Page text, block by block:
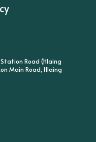
Station Road (Hlaing
Main Road, Hlaing